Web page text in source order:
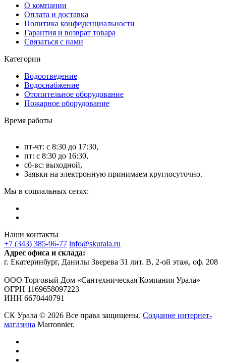
О компании
Оплата и доставка
Политика конфиденциальности
Гарантия и возврат товара
Связаться с нами
Категории
Водоотведение
Водоснабжение
Отопительное оборудование
Пожарное оборудование
Время работы
пт-чт: с 8:30 до 17:30,
пт: с 8:30 до 16:30,
сб-вс: выходной,
Заявки на электронную принимаем круглосуточно.
Мы в социальных сетях:
Наши контакты
+7 (343) 385-96-77 info@skurala.ru
Адрес офиса и склада:
г. Екатеринбург, Данилы Зверева 31 лит. В, 2-ой этаж, оф. 208
ООО Торговый Дом «Сантехническая Компания Урала»
ОГРН 1169658097223
ИНН 6670440791
СК Урала © 2026 Все права защищены. Создание интернет-
магазина Marronnier.